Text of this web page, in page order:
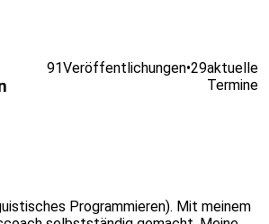
91Veröffentlichungen•29aktuelle
Termine
Programmieren). Mit meinem